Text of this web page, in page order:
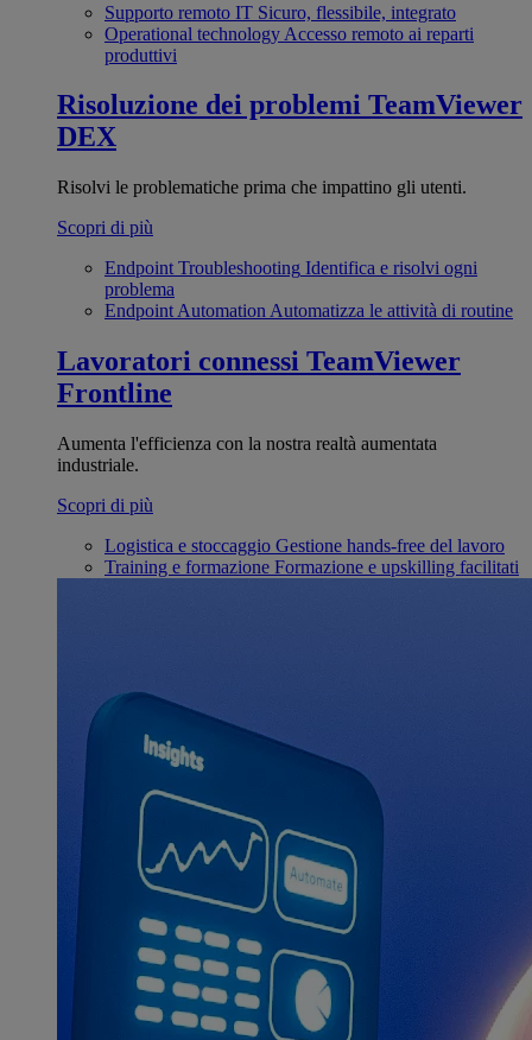
Supporto remoto IT Sicuro, flessibile, integrato
Operational technology Accesso remoto ai reparti
produttivi
Risoluzione dei problemi TeamViewer
DEX
Risolvi le problematiche prima che impattino gli utenti.
Scopri di più
Endpoint Troubleshooting Identifica e risolvi ogni
problema
Endpoint Automation Automatizza le attività di routine
Lavoratori connessi TeamViewer
Frontline
Aumenta l'efficienza con la nostra realtà aumentata
industriale.
Scopri di più
Logistica e stoccaggio Gestione hands-free del lavoro
Training e formazione Formazione e upskilling facilitati